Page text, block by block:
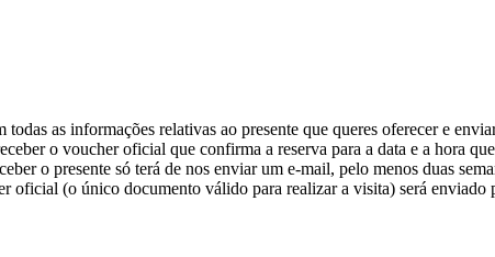
as informações relativas ao presente que queres oferecer e
o voucher oficial que confirma a reserva para a data e a hora
o presente só terá de nos enviar um e-mail, pelo menos duas
oficial (o único documento válido para realizar a visita) será enviado